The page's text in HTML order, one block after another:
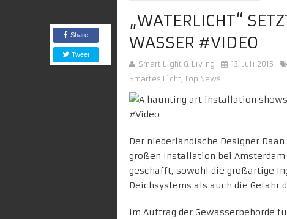
„WATERLICHT“
WASSER #VIDEO
Smart Light & Living 13. Juli 2015
Smartes Licht,Top News
Share
Tweet
Der niederländische Designer
großen Installation bei
geschafft, sowohl die großartige
Deichsystems als auch die Gefahr
Im Auftrag der Gewässerbehörde